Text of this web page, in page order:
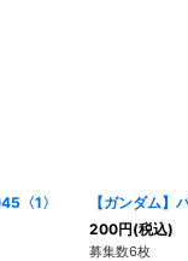
〈1〉
【ガンダム】
200円(税込)
募集数6枚